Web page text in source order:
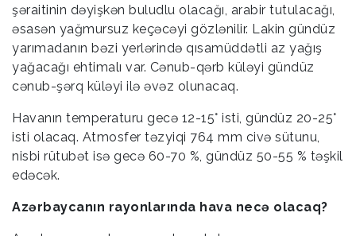
şəraitinin dəyişkən buludlu olacağı, arabir tutulacağı,
əsasən yağmursuz keçəcəyi gözlənilir. Lakin gündüz
yarımadanın bəzi yerlərində qısamüddətli az yağış
yağacağı ehtimalı var. Cənub-qərb küləyi gündüz
cənub-şərq küləyi ilə əvəz olunacaq.
Havanın temperaturu gecə 12-15° isti, gündüz 20-25°
isti olacaq. Atmosfer təzyiqi 764 mm civə sütunu,
nisbi rütubət isə gecə 60-70 %, gündüz 50-55 % təşkil
edəcək.
Azərbaycanın rayonlarında hava necə olacaq?